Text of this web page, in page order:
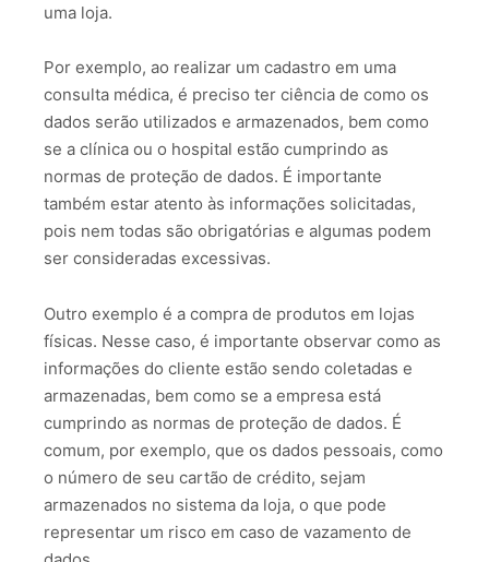
uma loja.
Por exemplo, ao realizar um cadastro em uma
consulta médica, é preciso ter ciência de como os
dados serão utilizados e armazenados, bem como
se a clínica ou o hospital estão cumprindo as
normas de proteção de dados. É importante
também estar atento às informações solicitadas,
pois nem todas são obrigatórias e algumas podem
ser consideradas excessivas.
Outro exemplo é a compra de produtos em lojas
físicas. Nesse caso, é importante observar como as
informações do cliente estão sendo coletadas e
armazenadas, bem como se a empresa está
cumprindo as normas de proteção de dados. É
comum, por exemplo, que os dados pessoais, como
o número de seu cartão de crédito, sejam
armazenados no sistema da loja, o que pode
representar um risco em caso de vazamento de